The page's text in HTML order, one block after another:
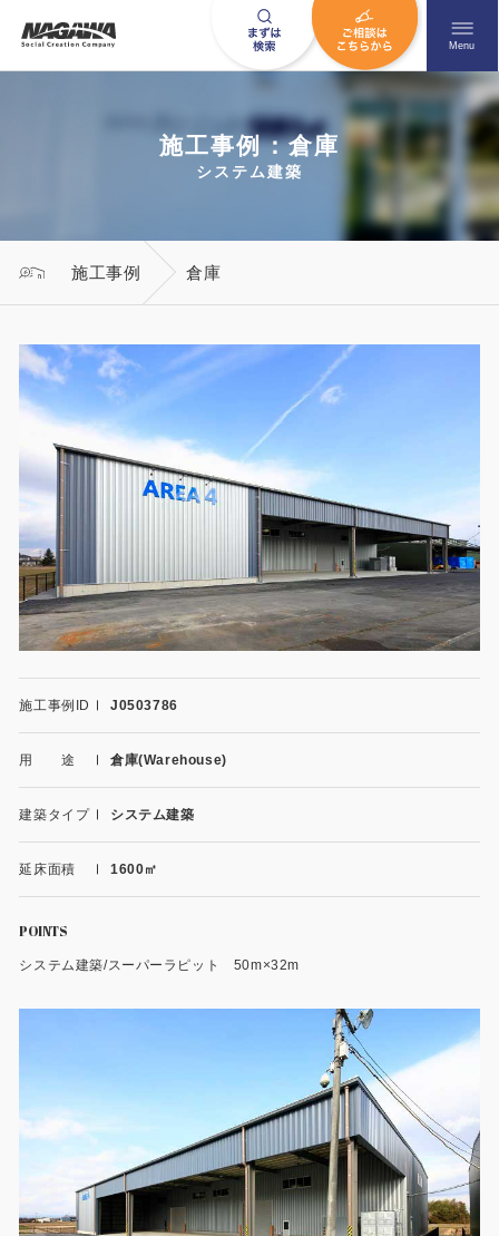
メニュ
Menu
お問い合わせはこちら
0120-09-9663
営業時間AM 9:00〜PM6:00
HOME
ニュース一覧
用途から探す
事務所・作業場
店舗
ガレージ・物置
勉強部屋・子供部屋
休憩室・喫煙室
製品特長と納入までの流れ
モジュール建築（プレハブ）
危険物保管庫
ナガワについて知る
展示場を探す
施工事例
あなたにナガワがお薦めの理由
Webカタログ
利用規約
特定商取引法に基づく表記
ナガワひまわり財団
施工事例：倉庫
システム建築
施工事例 倉庫
施工事例ID J0503786
用 途 倉庫(Warehouse)
建築タイプ システム建築
延床面積 1600㎡
POINTS
システム建築/スーパーラピット 50m×32m